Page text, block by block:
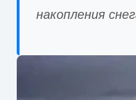
накопления